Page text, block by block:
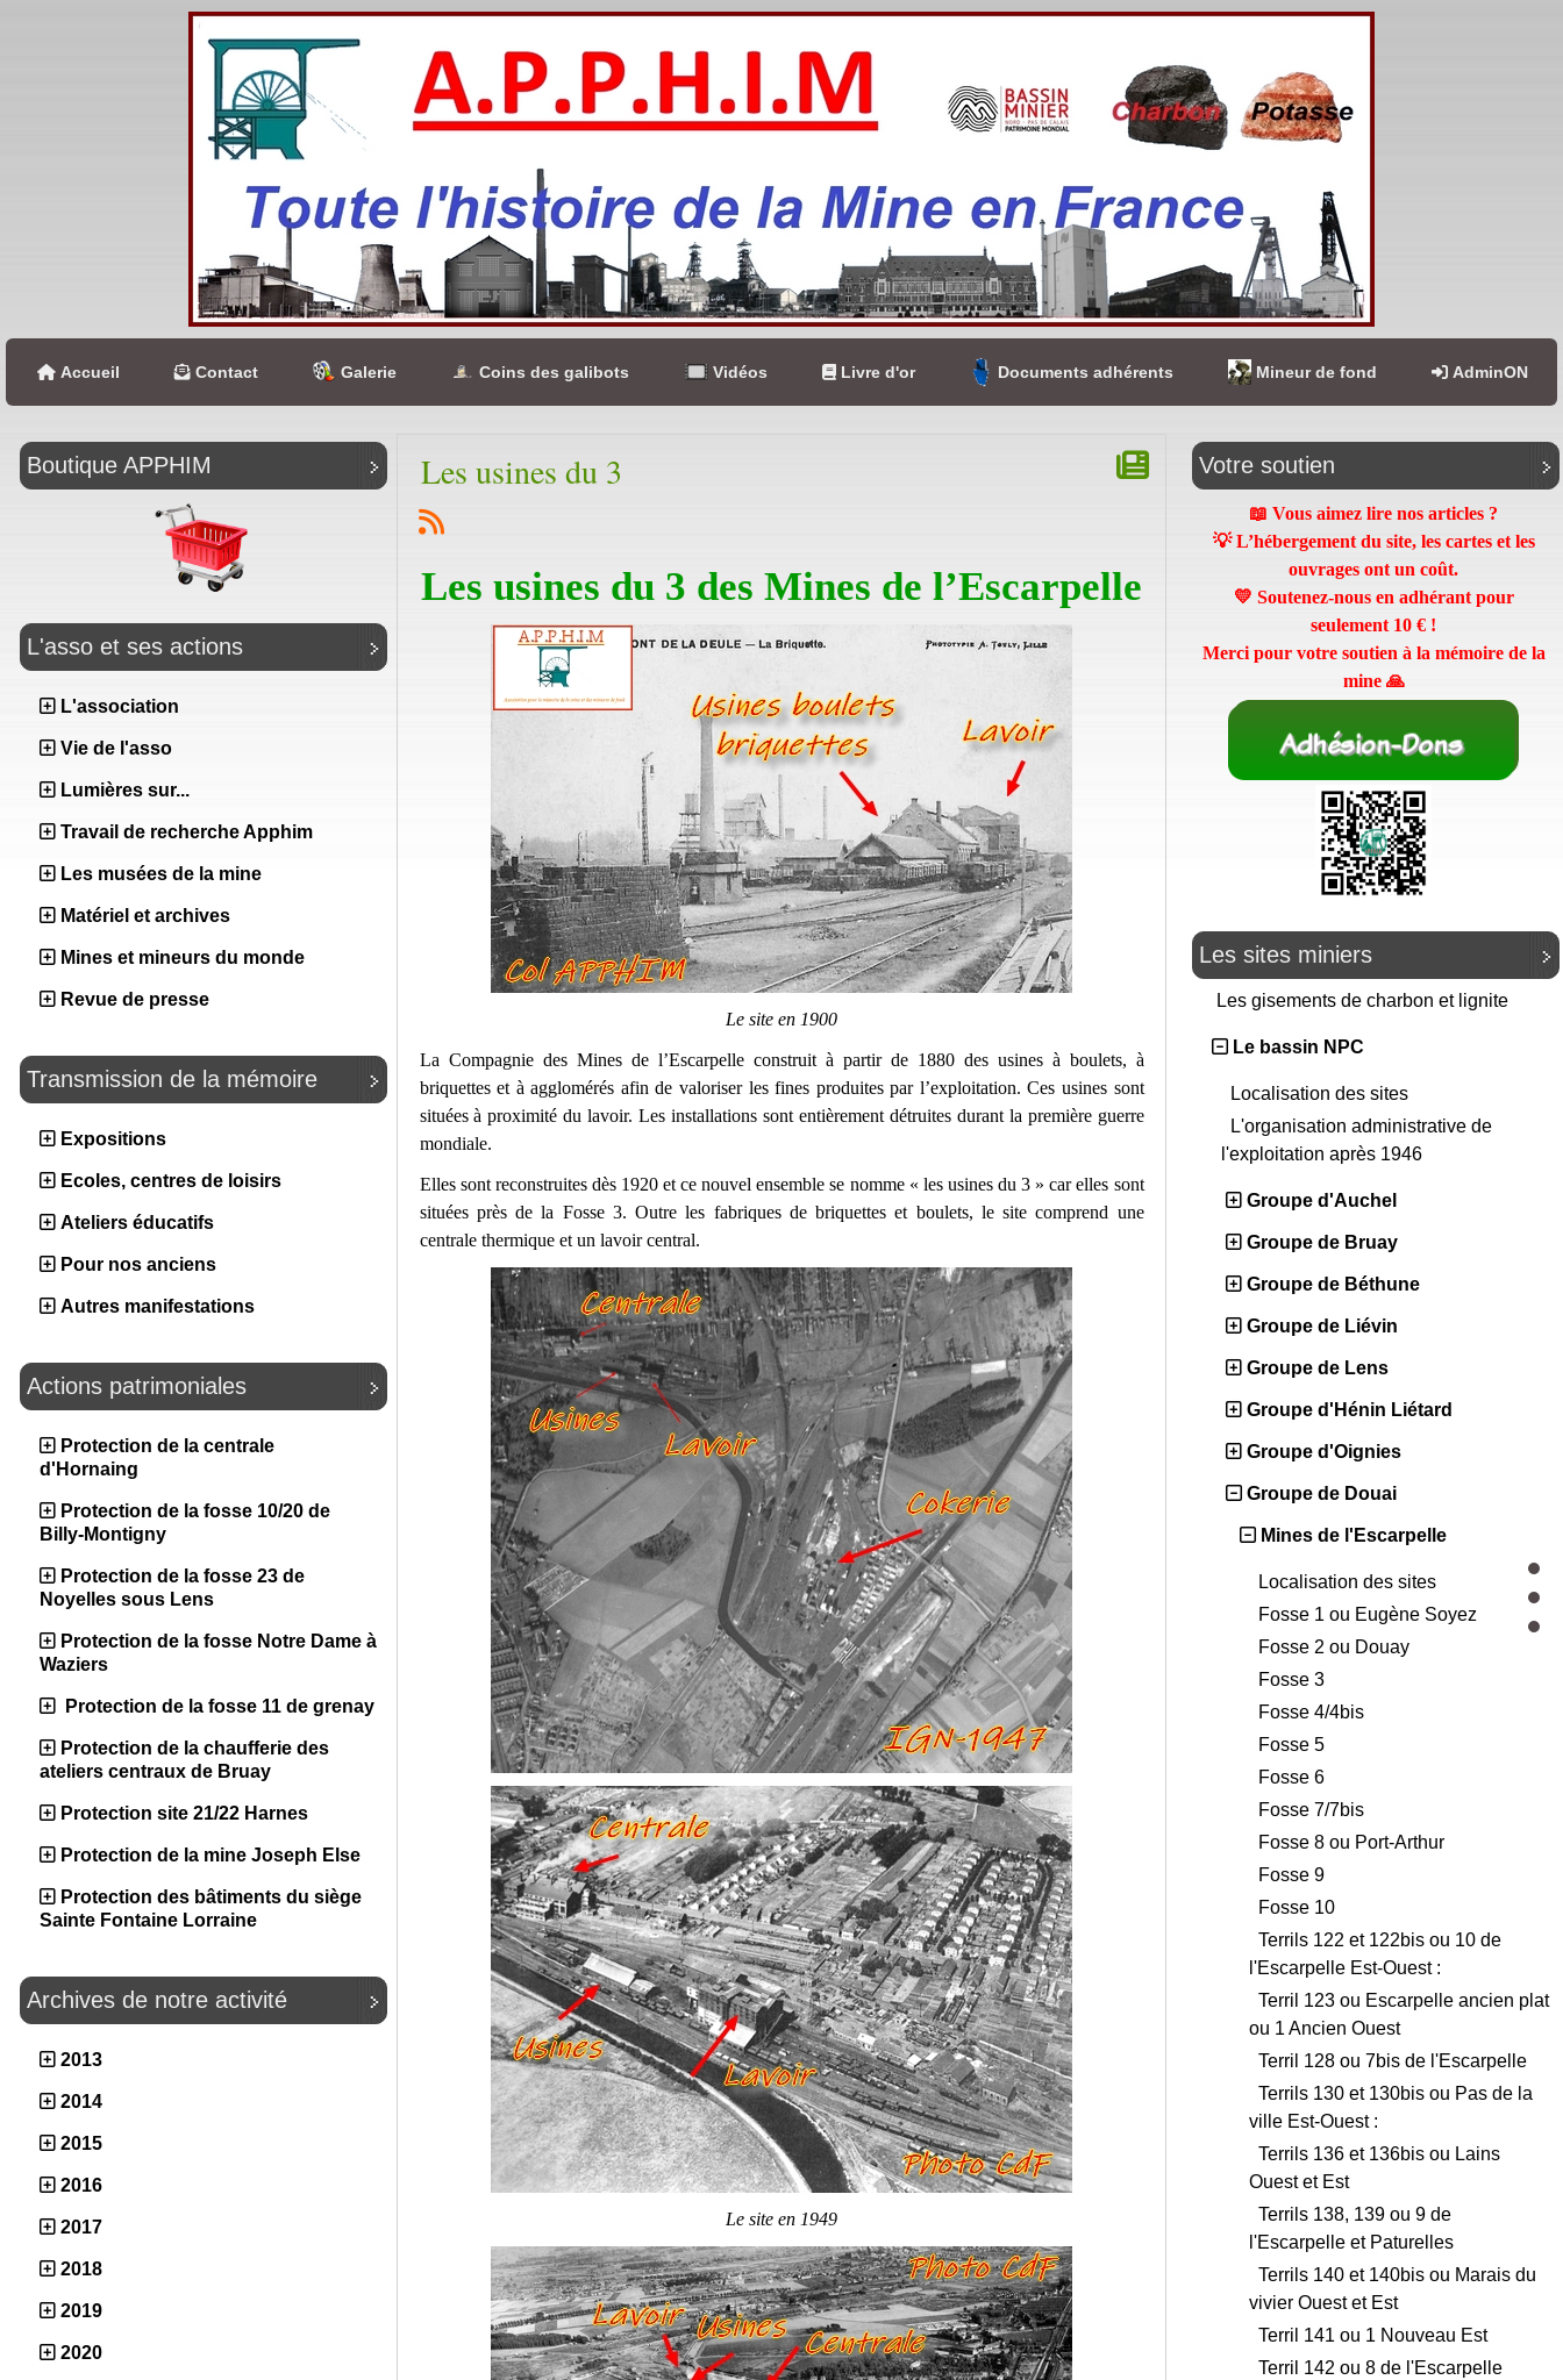
Accueil Contact Galerie Coins des galibots Vidéos Livre d'or Documents adhérents Mineur de fond AdminON
Boutique APPHIM
L'asso et ses actions
L'association
Vie de l'asso
Lumières sur...
Travail de recherche Apphim
Les musées de la mine
Matériel et archives
Mines et mineurs du monde
Revue de presse
Transmission de la mémoire
Expositions
Ecoles, centres de loisirs
Ateliers éducatifs
Pour nos anciens
Autres manifestations
Actions patrimoniales
Protection de la centrale
d'Hornaing
Protection de la fosse 10/20 de
Billy-Montigny
Protection de la fosse 23 de
Noyelles sous Lens
Protection de la fosse Notre Dame à
Waziers
Protection de la fosse 11 de grenay
Protection de la chaufferie des
ateliers centraux de Bruay
Protection site 21/22 Harnes
Protection de la mine Joseph Else
Protection des bâtiments du siège
Sainte Fontaine Lorraine
Archives de notre activité
2013
2014
2015
2016
2017
2018
2019
2020
Les usines du 3
Les usines du 3 des Mines de l’Escarpelle
Le site en 1900
La Compagnie des Mines de l’Escarpelle construit à partir de 1880 des usines à boulets, à
briquettes et à agglomérés afin de valoriser les fines produites par l’exploitation. Ces usines sont
situées à proximité du lavoir. Les installations sont entièrement détruites durant la première guerre
mondiale.
Elles sont reconstruites dès 1920 et ce nouvel ensemble se nomme « les usines du 3 » car elles sont
situées près de la Fosse 3. Outre les fabriques de briquettes et boulets, le site comprend une
centrale thermique et un lavoir central.
Le site en 1949
Votre soutien
📖 Vous aimez lire nos articles ?
💡 L’hébergement du site, les cartes et les
ouvrages ont un coût.
💛 Soutenez-nous en adhérant pour
seulement 10 € !
Merci pour votre soutien à la mémoire de la
mine 🙏
Les sites miniers
Les gisements de charbon et lignite
Le bassin NPC
Localisation des sites
L'organisation administrative de
l'exploitation après 1946
Groupe d'Auchel
Groupe de Bruay
Groupe de Béthune
Groupe de Liévin
Groupe de Lens
Groupe d'Hénin Liétard
Groupe d'Oignies
Groupe de Douai
Mines de l'Escarpelle
Localisation des sites
Fosse 1 ou Eugène Soyez
Fosse 2 ou Douay
Fosse 3
Fosse 4/4bis
Fosse 5
Fosse 6
Fosse 7/7bis
Fosse 8 ou Port-Arthur
Fosse 9
Fosse 10
Terrils 122 et 122bis ou 10 de
l'Escarpelle Est-Ouest :
Terril 123 ou Escarpelle ancien plat
ou 1 Ancien Ouest
Terril 128 ou 7bis de l'Escarpelle
Terrils 130 et 130bis ou Pas de la
ville Est-Ouest :
Terrils 136 et 136bis ou Lains
Ouest et Est
Terrils 138, 139 ou 9 de
l'Escarpelle et Paturelles
Terrils 140 et 140bis ou Marais du
vivier Ouest et Est
Terril 141 ou 1 Nouveau Est
Terril 142 ou 8 de l'Escarpelle